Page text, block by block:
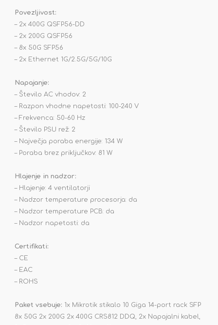
Povezljivost:
– 2x 400G QSFP56-DD
– 2x 200G QSFP56
– 8x 50G SFP56
– 2x Ethernet 1G/2.5G/5G/10G
Napajanje:
– Število AC vhodov: 2
– Razpon vhodne napetosti: 100-240 V
– Frekvenca: 50-60 Hz
– Število PSU rež: 2
– Največja poraba energije: 134 W
– Poraba brez priključkov: 81 W
Hlajenje in nadzor:
– Hlajenje: 4 ventilatorji
– Nadzor temperature procesorja: da
– Nadzor temperature PCB: da
– Nadzor napetosti: da
Certifikati:
– CE
– EAC
– ROHS
Paket vsebuje: 1x Mikrotik stikalo 10 Giga 14-port rack SFP
8x 50G 2x 200G 2x 400G CRS812 DDQ, 2x Napajalni kabel,